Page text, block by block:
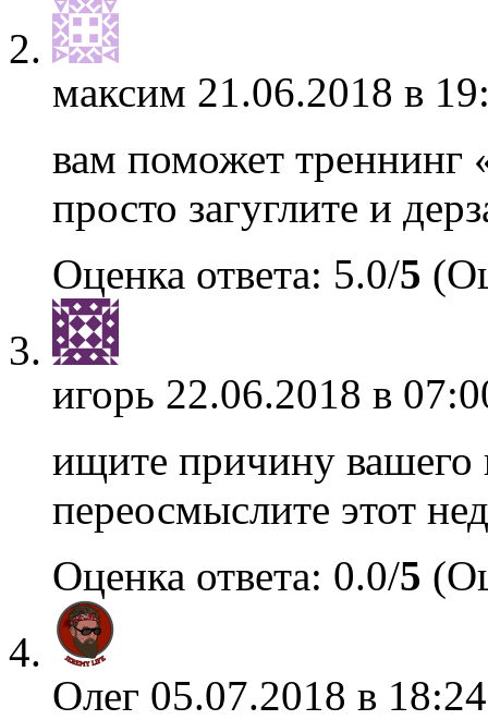
максим 21.06.2018 в
вам поможет треннинг
просто загуглите и
Оценка ответа: 5.0/5
игорь 22.06.2018 в
ищите причину вашего
переосмыслите этот
Оценка ответа: 0.0/5
Олег 05.07.2018 в